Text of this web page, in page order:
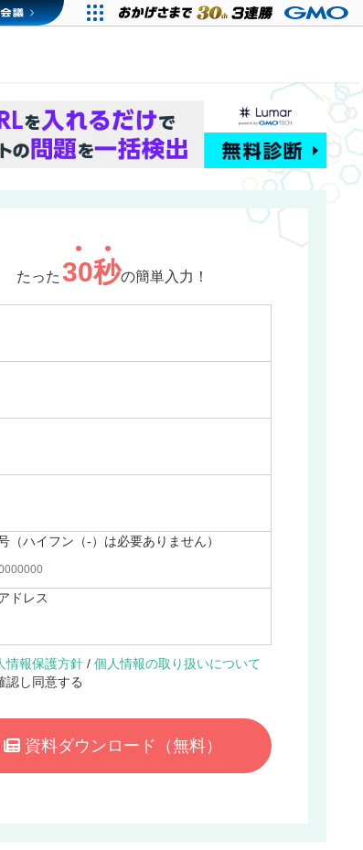
たった 30秒の簡単入力！
（ハイフン（-）は必要ありません）
ドレス
情報保護方針 /個人情報の取り扱いについて
認し同意する
資料ダウンロード （無料）